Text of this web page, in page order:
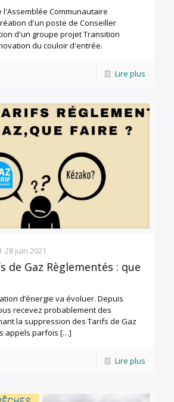
l'Assemblée Communautaire
d'un poste de Conseiller
d'un groupe projet Transition
du couloir d'entrée.
Lire plus
28 juin 2021
de Gaz Règlementés : que
d’énergie va évoluer. Depuis
recevez probablement des
la suppression des Tarifs de Gaz
appels parfois […]
Lire plus